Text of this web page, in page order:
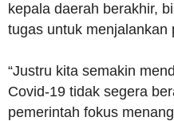
kepala daerah berakhir,
tugas untuk menjalankan
“Justru kita semakin
Covid-19 tidak segera
pemerintah fokus